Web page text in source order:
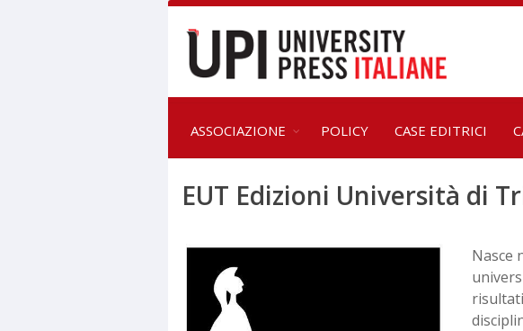
ASSOCIAZIONE POLICY CASE EDITRICI
EUT Edizioni Università di
Nasce